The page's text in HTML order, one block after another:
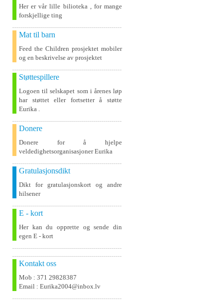
Her er vår lille bilioteka , for mange
forskjellige ting
Mat til barn
Feed the Children prosjektet mobiler
og en beskrivelse av prosjektet
Støttespillere
Logoen til selskapet som i årenes løp
har støttet eller fortsetter å støtte
Eurika .
Donere
Donere for å hjelpe
veldedighetsorganisasjoner Eurika
Gratulasjonsdikt
Dikt for gratulasjonskort og andre
hilsener
E - kort
Her kan du opprette og sende din
egen E - kort
Kontakt oss
Mob : 371 29828387
Email : Eurika2004@inbox.lv